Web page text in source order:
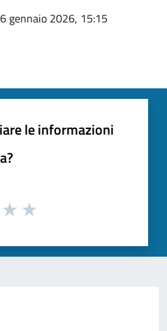
gennaio 2026, 15:15
le informazioni